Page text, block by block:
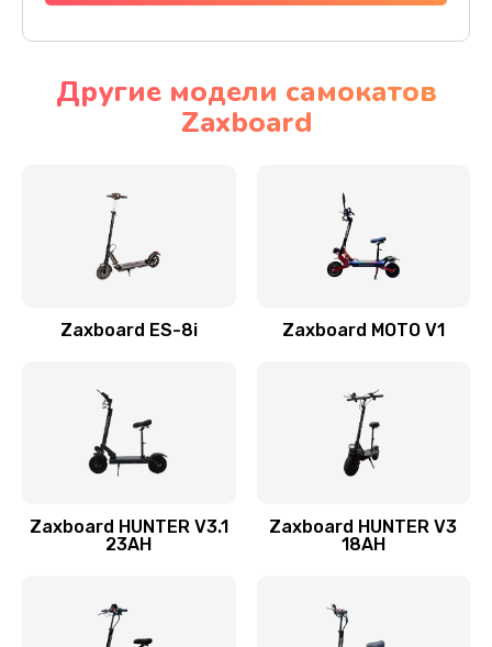
Другие модели самокатов
Zaxboard
Zaxboard ES-8i Zaxboard MOTO V1
Zaxboard HUNTER V3.1
23AH
Zaxboard HUNTER V3
18AH